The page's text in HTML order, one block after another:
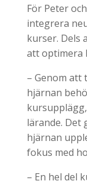
För Peter
integrera
kurser. Dels
att optimera
– Genom att
hjärnan
lärande. Det
hjärnan
fokus med
– En hel del